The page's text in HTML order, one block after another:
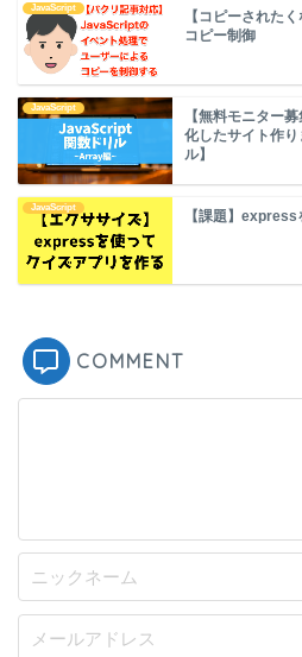
JavaScript
【コピーされた
コピー制御
JavaScript
【無料モニター
化したサイト作
ル】
JavaScript
【課題】
COMMENT